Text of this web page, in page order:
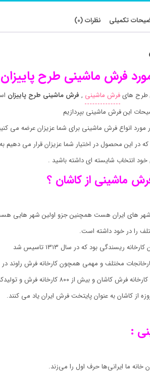
تکمیلی نظرات (0)
فرش ماشینی طرح پاییزان
طرح هایفرش ماشینی , فرش ماشینی طرح پاییزان
این فرش ماشینی بپردازیم
انواع فرش ماشینی برای شما عزیزان عرضه می
که در این محصول در اختیار شما عزیزان قرار می
انتخاب شایسته ای داشته باشید .
ماشینی از کاشان ؟
شهر های ایران هست همچنین جزو اولین شهر هایی
را در خود داشته است.
ریسندگی بود که در سال ۱۳۱۳ تاسیس شد
مختلف و مهمی همچون کارخانه فرش راوند در سال ۱۳۵۰ تاسیس و راه
کارخانه فرش و تولیدکننده قالی کاشان در آن مشغول به فعالیت هستند ،
از کاشان به عنوان پایتخت فرش ایران یاد می کنند.
:
خانه ما ایرانی‌ها حرف اول را می‌زند.